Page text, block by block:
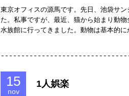
東京オフィスの源馬です。先日、池袋サ
た。私事ですが、最近、猫から始まり動
水族館に行ってきました。動物は基本的
15
nov
1人娯楽